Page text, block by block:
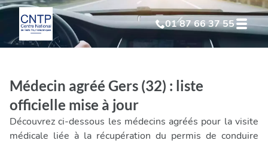
01 87 66 37 55
Test Psychotechnique
Test Psychotechniquesuite à invalidation
Médecin agréé Gers (32) : liste
officielle mise à jour
Découvrez ci-dessous les médecins agréés pour la visite
médicale liée à la récupération du permis de conduire